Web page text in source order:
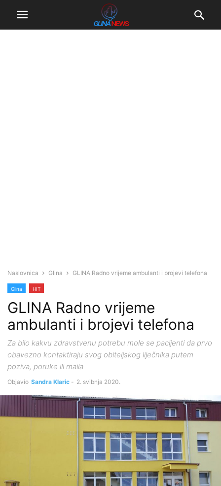
Naslovnica Glina GLINA Radno vrijeme ambulanti i brojevi telefona
Glina HIT
GLINA Radno vrijeme
ambulanti i brojevi telefona
Za bilo kakvu zdravstvenu potrebu mole se pacijenti da prvo
obavezno kontaktiraju svog obiteljskog liječnika putem
poziva, poruke ili maila
Objavio Sandra Klaric - 2. svibnja 2020.